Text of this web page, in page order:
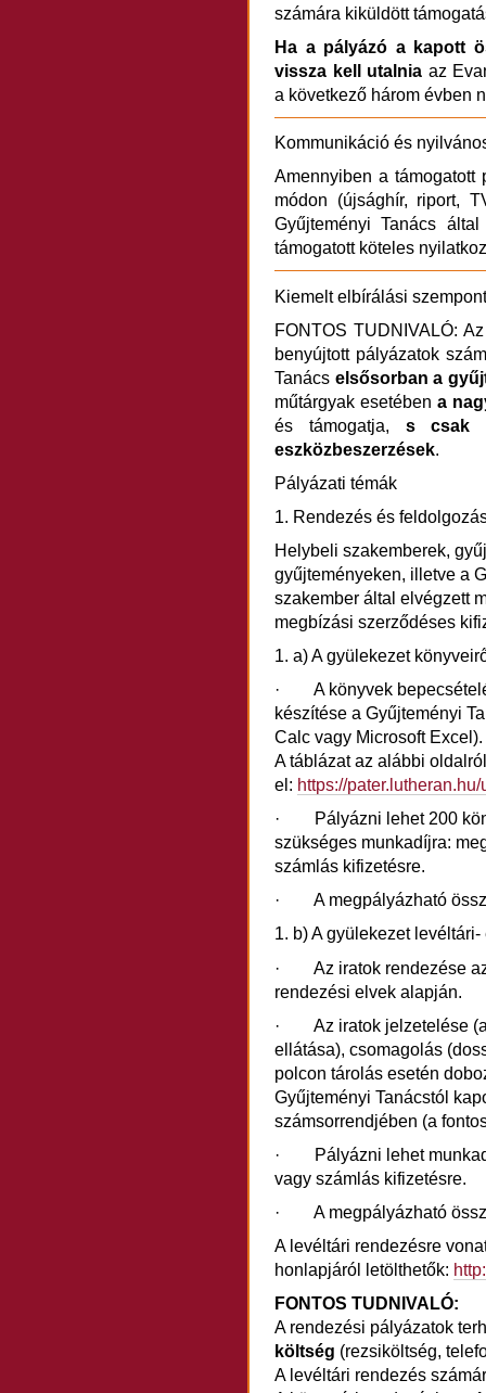
számára kiküldött
Ha a pályázó a kapott
vissza kell utalnia az
a következő három évben
Kommunikáció és
Amennyiben a támogatott
módon (újsághír, riport,
Gyűjteményi Tanács
támogatott köteles
Kiemelt elbírálási
FONTOS TUDNIVALÓ:
benyújtott pályázatok
Tanács elsősorban a
műtárgyak esetében a
és támogatja, s csak
eszközbeszerzések.
Pályázati témák
1. Rendezés és
Helybeli szakemberek,
gyűjteményeken, illetve a
szakember által elvégzett
megbízási szerződéses
1. a) A gyülekezet
· A könyvek
készítése a Gyűjteményi
Calc vagy Microsoft Excel).
A táblázat az alábbi
el: https://
· Pályázni lehet 200
szükséges munkadíjra:
számlás kifizetésre.
· A megpályázható
1. b) A gyülekezet
· Az iratok rendezése az
rendezési elvek alapján.
· Az iratok jelzetelése (a
ellátása), csomagolás
polcon tárolás esetén
Gyűjteményi Tanácstól
számsorrendjében (a
· Pályázni lehet
vagy számlás kifizetésre.
· A megpályázható
A levéltári rendezésre
honlapjáról letölthetők:
FONTOS TUDNIVALÓ:
A rendezési pályázatok
költség (rezsiköltség,
A levéltári rendezés